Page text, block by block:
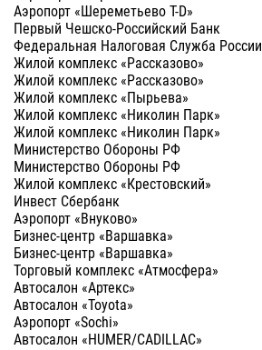
Аэропорт «Шереметьево Т-D»
Первый Чешско-Российский Банк
Федеральная Налоговая Служба России
Жилой комплекс «Рассказово»
Жилой комплекс «Рассказово»
Жилой комплекс «Пырьева»
Жилой комплекс «Николин Парк»
Жилой комплекс «Николин Парк»
Министерство Обороны РФ
Министерство Обороны РФ
Жилой комплекс «Крестовский»
Инвест Сбербанк
Аэропорт «Внуково»
Бизнес-центр «Варшавка»
Бизнес-центр «Варшавка»
Торговый комплекс «Атмосфера»
Автосалон «Артекс»
Автосалон «Toyota»
Аэропорт «Sochi»
Автосалон «HUMER/CADILLAC»